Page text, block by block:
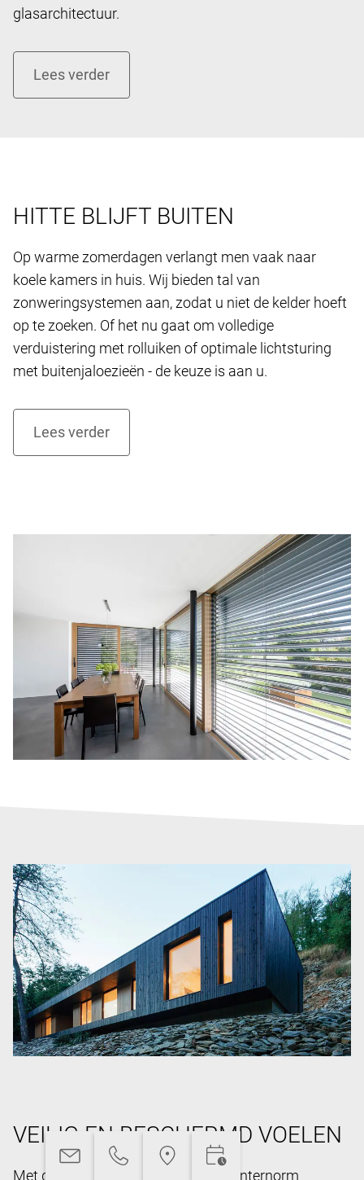
glasarchitectuur.
HITTE BLIJFT BUITEN
Op warme zomerdagen verlangt men vaak naar
koele kamers in huis. Wij bieden tal van
zonweringsystemen aan, zodat u niet de kelder hoeft
op te zoeken. Of het nu gaat om volledige
verduistering met rolluiken of optimale lichtsturing
met buitenjaloezieën - de keuze is aan u.
VEILIG EN BESCHERMD VOELEN
Met de uitgekiende technieken van Internorm